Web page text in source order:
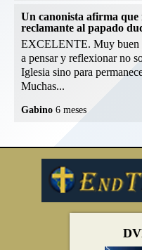
Un canonista afirma que
reclamante al papado
EXCELENTE. Muy buen
a pensar y reflexionar no
Iglesia sino para
Muchas...
Gabino 6 meses